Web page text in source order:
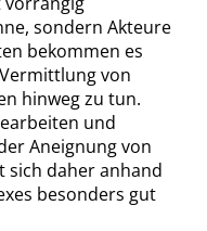
sondern Akteure
bekommen es
von
hinweg zu tun.
und
Aneignung von
sich daher anhand
besonders gut